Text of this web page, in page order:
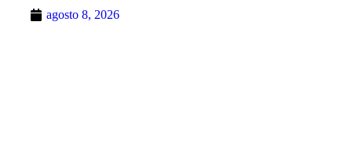
agosto 8, 2026